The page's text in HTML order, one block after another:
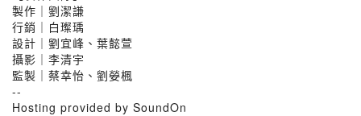
製作｜劉潔謙
行銷｜白璨瑀
設計｜劉宜峰、葉懿萱
攝影｜李清宇
監製｜蔡幸怡、劉嫈楓
--
Hosting provided by SoundOn